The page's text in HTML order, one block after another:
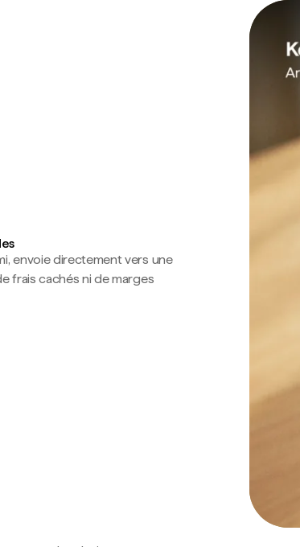
envoie directement vers une
frais cachés ni de marges